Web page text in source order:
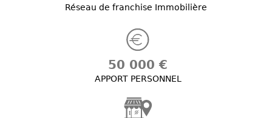
Réseau de franchise Immobilière
50 000 €
APPORT PERSONNEL